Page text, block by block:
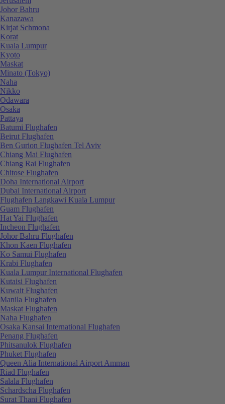
Johor Bahru
Kanazawa
Kirjat Schmona
Korat
Kuala Lumpur
Kyoto
Maskat
Minato (Tokyo)
Naha
Nikko
Odawara
Osaka
Pattaya
Batumi Flughafen
Beirut Flughafen
Ben Gurion Flughafen Tel Aviv
Chiang Mai Flughafen
Chiang Rai Flughafen
Chitose Flughafen
Doha International Airport
Dubai International Airport
Flughafen Langkawi Kuala Lumpur
Guam Flughafen
Hat Yai Flughafen
Incheon Flughafen
Johor Bahru Flughafen
Khon Kaen Flughafen
Ko Samui Flughafen
Krabi Flughafen
Kuala Lumpur International Flughafen
Kutaisi Flughafen
Kuwait Flughafen
Manila Flughafen
Maskat Flughafen
Naha Flughafen
Osaka Kansai International Flughafen
Penang Flughafen
Phitsanulok Flughafen
Phuket Flughafen
Queen Alia International Airport Amman
Riad Flughafen
Salala Flughafen
Schardscha Flughafen
Surat Thani Flughafen